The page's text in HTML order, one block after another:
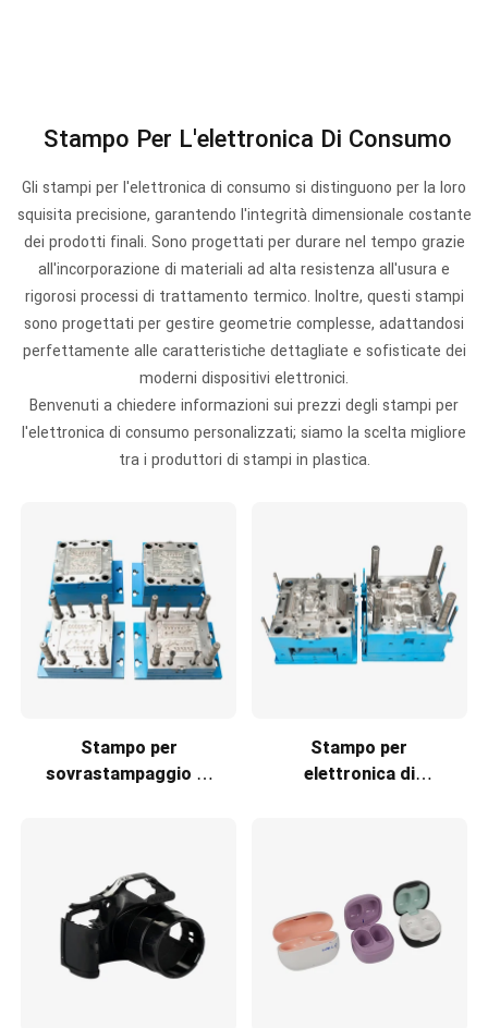
Stampo Per L'elettronica Di Consumo
Gli stampi per l'elettronica di consumo si distinguono per la loro
squisita precisione, garantendo l'integrità dimensionale costante
dei prodotti finali. Sono progettati per durare nel tempo grazie
all'incorporazione di materiali ad alta resistenza all'usura e
rigorosi processi di trattamento termico. Inoltre, questi stampi
sono progettati per gestire geometrie complesse, adattandosi
perfettamente alle caratteristiche dettagliate e sofisticate dei
moderni dispositivi elettronici.
Benvenuti a chiedere informazioni sui prezzi degli stampi per
l'elettronica di consumo personalizzati; siamo la scelta migliore
tra i produttori di stampi in plastica.
Stampo per
sovrastampaggio di
Stampo per
elettronica di